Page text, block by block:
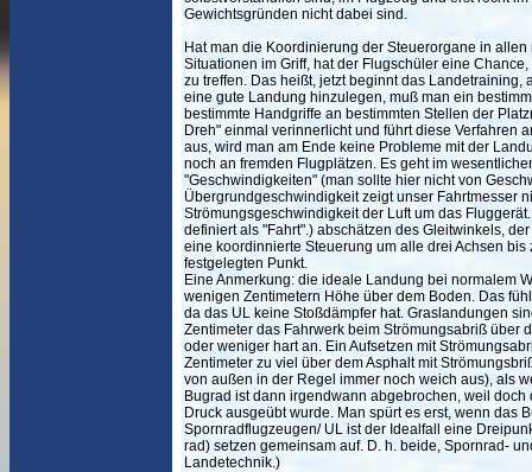
Gewichtsgründen nicht dabei sind.
Hat man die Koordinierung der Steuerorgane in
Situationen im Griff, hat der Flugschüler eine
zu treffen. Das heißt, jetzt beginnt das
eine gute Landung hinzulegen, muß man ein
bestimmte Handgriffe an bestimmten Stellen der
Dreh" einmal verinnerlicht und führt diese Verfahren
aus, wird man am Ende keine Probleme mit der
noch an fremden Flugplätzen. Es geht im
"Geschwindigkeiten" (man sollte hier nicht von
Übergrundgeschwindigkeit zeigt unser Fahrtmesser
Strömungsgeschwindigkeit der Luft um das
definiert als "Fahrt".) abschätzen des Gleitwinkels,
eine koordinnierte Steuerung um alle drei Achsen bis
festgelegten Punkt.
Eine Anmerkung: die ideale Landung bei normalem
wenigen Zentimetern Höhe über dem Boden. Das
da das UL keine Stoßdämpfer hat. Graslandungen
Zentimeter das Fahrwerk beim Strömungsabriß über
oder weniger hart an. Ein Aufsetzen mit
Zentimeter zu viel über dem Asphalt mit
von außen in der Regel immer noch weich aus), als
Bugrad ist dann irgendwann abgebrochen, weil
Druck ausgeübt wurde. Man spürt es erst, wenn das
Spornradflugzeugen/ UL ist der Idealfall eine
rad) setzen gemeinsam auf. D. h. beide, Spornrad-
Landetechnik.)